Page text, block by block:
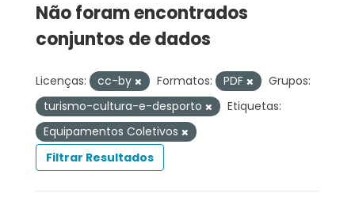
Não foram encontrados
conjuntos de dados
Licenças: cc-by Formatos: PDF
Grupos:
turismo-cultura-e-desporto
Etiquetas:
Equipamentos Coletivos
Filtrar Resultados